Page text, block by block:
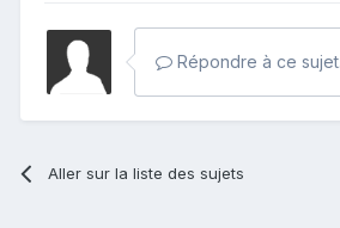
Répondre à ce
Aller sur la liste des sujets